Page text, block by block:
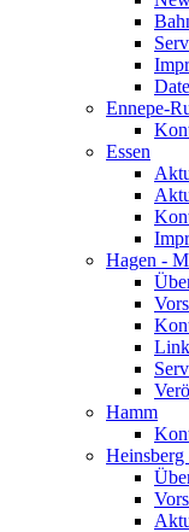
Ennepe-
Essen
Hagen -
Hamm
Heinsberg